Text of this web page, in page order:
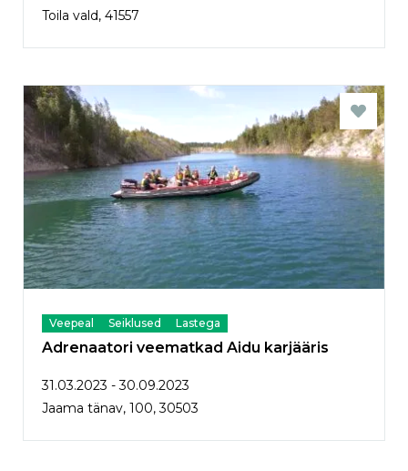
Toila vald, 41557
Veepeal Seiklused Lastega
Adrenaatori veematkad Aidu karjääris
31.03.2023 - 30.09.2023
Jaama tänav, 100, 30503